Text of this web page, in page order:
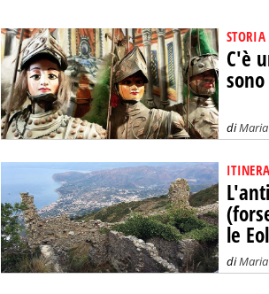
C'è
di
le
di